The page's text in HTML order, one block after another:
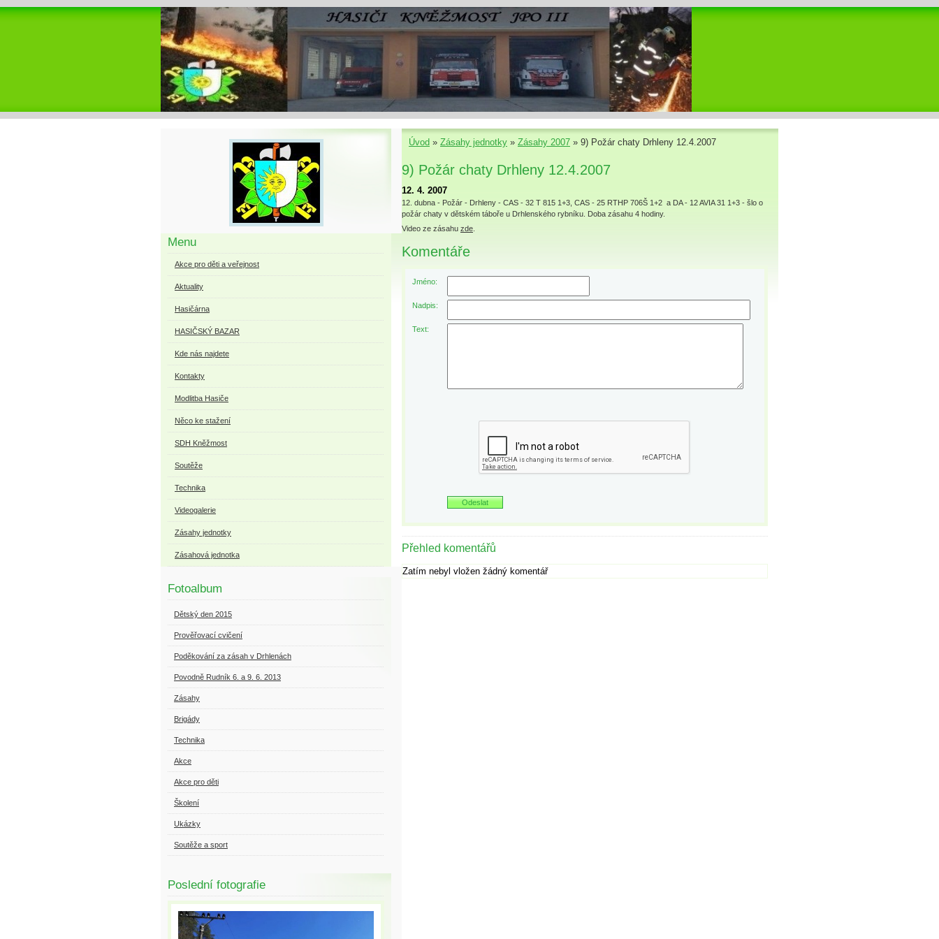
Úvod » Zásahy jednotky » Zásahy 2007 » 9) Požár chaty Drhleny 12.4.2007
9) Požár chaty Drhleny 12.4.2007
12. 4. 2007
12. dubna - Požár - Drhleny - CAS - 32 T 815 1+3, CAS - 25 RTHP 706Š 1+2 a DA - 12 AVIA 31 1+3 - šlo o
požár chaty v dětském táboře u Drhlenského rybníku. Doba zásahu 4 hodiny.
Video ze zásahu zde
Komentáře
Jméno:
Nadpis:
Text:
Přehled komentářů
Zatím nebyl vložen žádný komentář
Menu
Akce pro děti a veřejnost
Aktuality
Hasičárna
HASIČSKÝ BAZAR
Kde nás najdete
Kontakty
Modlitba Hasiče
Něco ke stažení
SDH Kněžmost
Soutěže
Technika
Videogalerie
Zásahy jednotky
Zásahová jednotka
Fotoalbum
Dětský den 2015
Prověřovací cvičení
Poděkování za zásah v Drhlenách
Povodně Rudník 6. a 9. 6. 2013
Zásahy
Brigády
Technika
Akce
Akce pro děti
Školení
Ukázky
Soutěže a sport
Poslední fotografie